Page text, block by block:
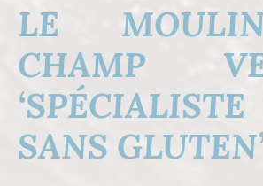
LE
CHAMP
SANS